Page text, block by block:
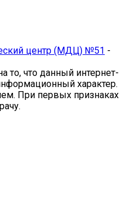
центр (МДЦ) №51 -
что данный интернет-
характер.
При первых признаках